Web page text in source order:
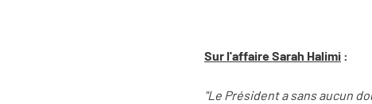
Sur l'affaire Sarah Halimi :
"Le Président a sans aucun